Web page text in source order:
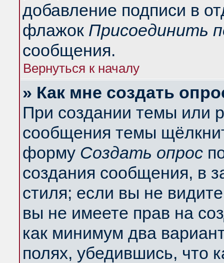
добавление подписи в
флажок Присоединить
сообщения.
Вернуться к началу
» Как мне создать
При создании темы или
сообщения темы
форму Создать опрос
создания сообщения, в
стиля; если вы не
вы не имеете прав на
как минимум два
полях, убедившись, что